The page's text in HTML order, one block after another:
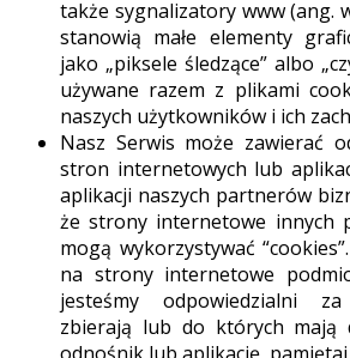
także sygnalizatory www (ang.
stanowią małe elementy
jako „piksele śledzące” albo
używane razem z plikami
naszych użytkowników i ich
Nasz Serwis może zawierać
stron internetowych lub
aplikacji naszych partnerów
że strony internetowe innych
mogą wykorzystywać
na strony internetowe
jesteśmy odpowiedzialni
zbierają lub do których mają